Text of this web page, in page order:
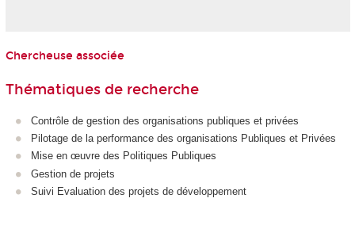
Chercheuse associée
Thématiques de recherche
Contrôle de gestion des organisations publiques et privées
Pilotage de la performance des organisations Publiques et Privées
Mise en œuvre des Politiques Publiques
Gestion de projets
Suivi Evaluation des projets de développement